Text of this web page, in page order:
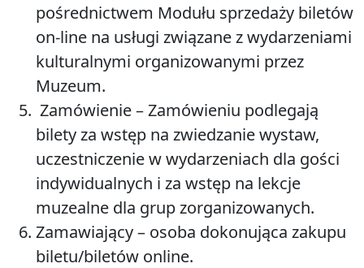
pośrednictwem Modułu sprzedaży biletów
on-line na usługi związane z wydarzeniami
kulturalnymi organizowanymi przez
Muzeum.
Zamówienie– Zamówieniu podlegają
bilety za wstęp na zwiedzanie wystaw,
uczestniczenie w wydarzeniach dla gości
indywidualnych i za wstęp na lekcje
muzealne dla grup zorganizowanych.
Zamawiający– osoba dokonująca zakupu
biletu/biletów online.